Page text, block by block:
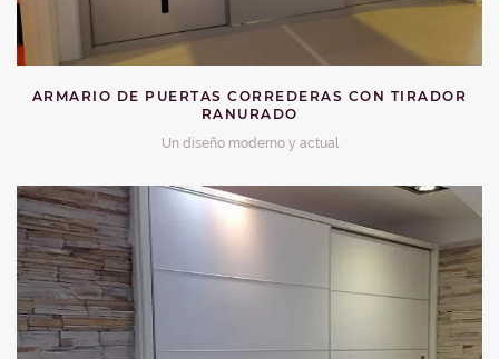
ARMARIO DE PUERTAS CORREDERAS CON TIRADOR
RANURADO
Un diseño moderno y actual